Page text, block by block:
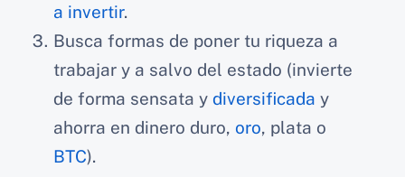
a invertir.
Busca formas de poner tu riqueza a
trabajar y a salvo del estado (invierte
de forma sensata y diversificada y
ahorra en dinero duro, oro, plata o
BTC).